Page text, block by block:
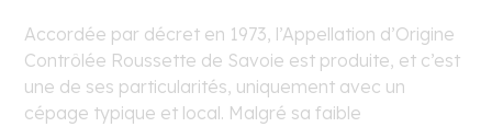
Accordée par décret en 1973, l’Appellation d’Origine
Contrôlée Roussette de Savoie est produite, et c’est
une de ses particularités, uniquement avec un
cépage typique et local. Malgré sa faible